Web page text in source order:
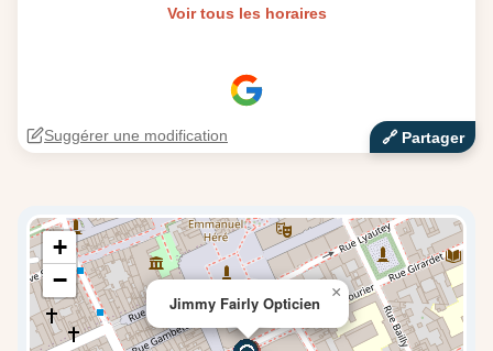
Voir tous les horaires
🔗‍️ Partager
Suggérer une modification
Jimmy Fairly Opticien
×
+
−